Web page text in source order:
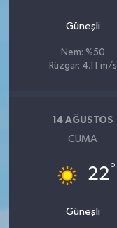
Güneşli
Nem: %50
Rüzgar: 4.11 m/s
14 AĞUSTOS
CUMA
22°
Güneşli